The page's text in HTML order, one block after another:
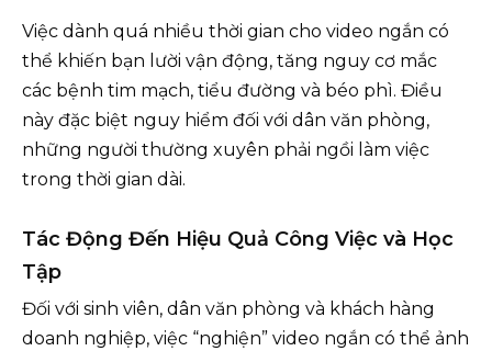
Việc dành quá nhiều thời gian cho video ngắn có
thể khiến bạn lười vận động, tăng nguy cơ mắc
các bệnh tim mạch, tiểu đường và béo phì. Điều
này đặc biệt nguy hiểm đối với dân văn phòng,
những người thường xuyên phải ngồi làm việc
trong thời gian dài.
Tác Động Đến Hiệu Quả Công Việc và Học
Tập
Đối với sinh viên, dân văn phòng và khách hàng
doanh nghiệp, việc “nghiện” video ngắn có thể ảnh